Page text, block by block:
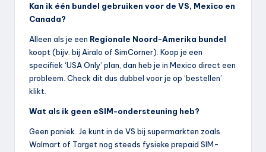
Kan ik één bundel gebruiken voor de VS, Mexico en
Canada?
Alleen als je een Regionale Noord-Amerika bundel
koopt (bijv. bij Airalo of SimCorner). Koop je een
specifiek ‘USA Only’ plan, dan heb je in Mexico direct een
probleem. Check dit dus dubbel voor je op ‘bestellen’
klikt.
Wat als ik geen eSIM-ondersteuning heb?
Geen paniek. Je kunt in de VS bij supermarkten zoals
Walmart of Target nog steeds fysieke prepaid SIM-